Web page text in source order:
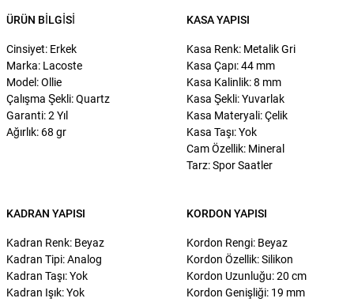
ÜRÜN BILGISI
Cinsiyet: Erkek
Marka: Lacoste
Model: Ollie
Çalışma Şekli: Quartz
Garanti: 2 Yıl
Ağırlık: 68 gr
KASA YAPISI
Kasa Renk: Metalik Gri
Kasa Çapı: 44 mm
Kasa Kalinlik: 8 mm
Kasa Şekli: Yuvarlak
Kasa Materyali: Çelik
Kasa Taşı: Yok
Cam Özellik: Mineral
Tarz: Spor Saatler
KADRAN YAPISI
Kadran Renk: Beyaz
Kadran Tipi: Analog
Kadran Taşı: Yok
Kadran Işık: Yok
KORDON YAPISI
Kordon Rengi: Beyaz
Kordon Özellik: Silikon
Kordon Uzunluğu: 20 cm
Kordon Genişliği: 19 mm